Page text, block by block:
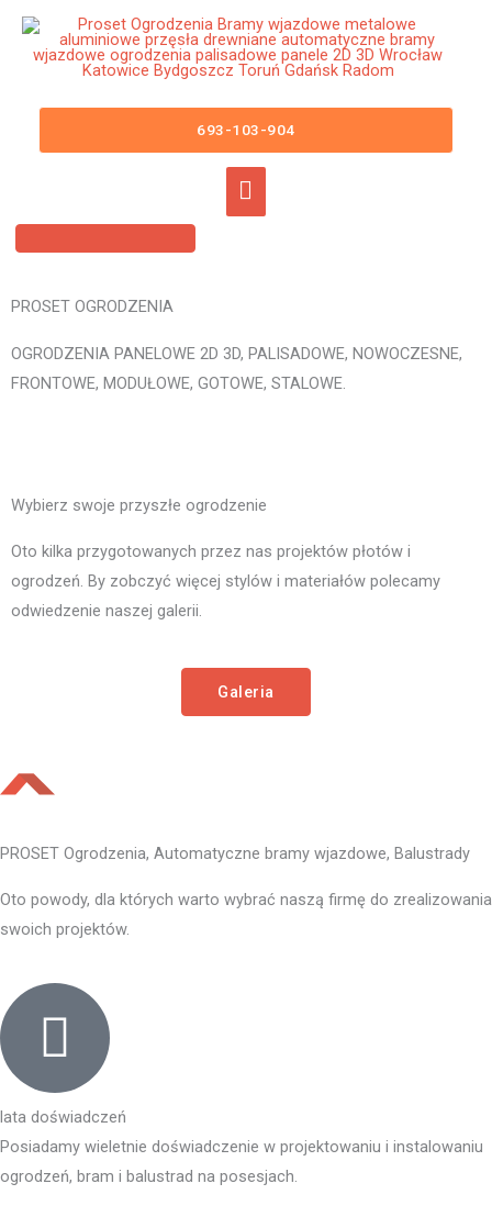
Przejdź
Główne
menu
693-103-904
Ogrodzenia Panelowe Kruszwica
Płoty Panelowe 3D 2D Panele
Ogrodzeniowe
PROSET OGRODZENIA
OGRODZENIA PANELOWE 2D 3D, PALISADOWE, NOWOCZESNE,
FRONTOWE, MODUŁOWE, GOTOWE, STALOWE.
Wybierz swoje przyszłe ogrodzenie
Oto kilka przygotowanych przez nas projektów płotów i
ogrodzeń. By zobczyć więcej stylów i materiałów polecamy
odwiedzenie naszej galerii.
Galeria
PROSET Ogrodzenia, Automatyczne bramy wjazdowe, Balustrady
Oto powody, dla których warto wybrać naszą firmę do zrealizowania
swoich projektów.
lata doświadczeń
Posiadamy wieletnie doświadczenie w projektowaniu i instalowaniu
ogrodzeń, bram i balustrad na posesjach.